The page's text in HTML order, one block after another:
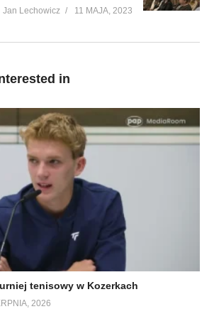
Jan Lechowicz 11 MAJA, 2023
in
tenisowy w Kozerkach
2026